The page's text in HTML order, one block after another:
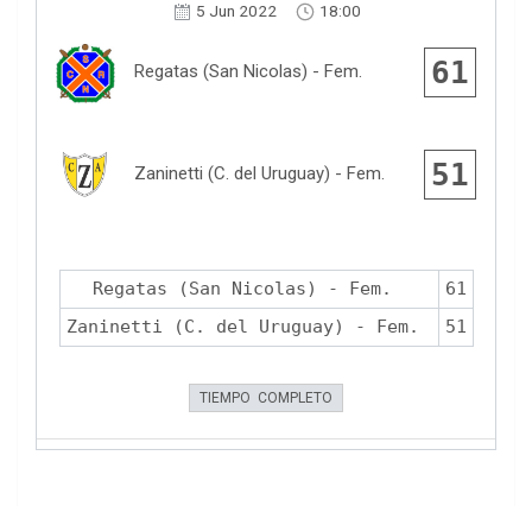
5 Jun 2022 18:00
Regatas (San Nicolas) - Fem. 61
Zaninetti (C. del Uruguay) - Fem. 51
Regatas (San Nicolas) - Fem.
61
Zaninetti (C. del Uruguay) - Fem.
51
TIEMPO COMPLETO